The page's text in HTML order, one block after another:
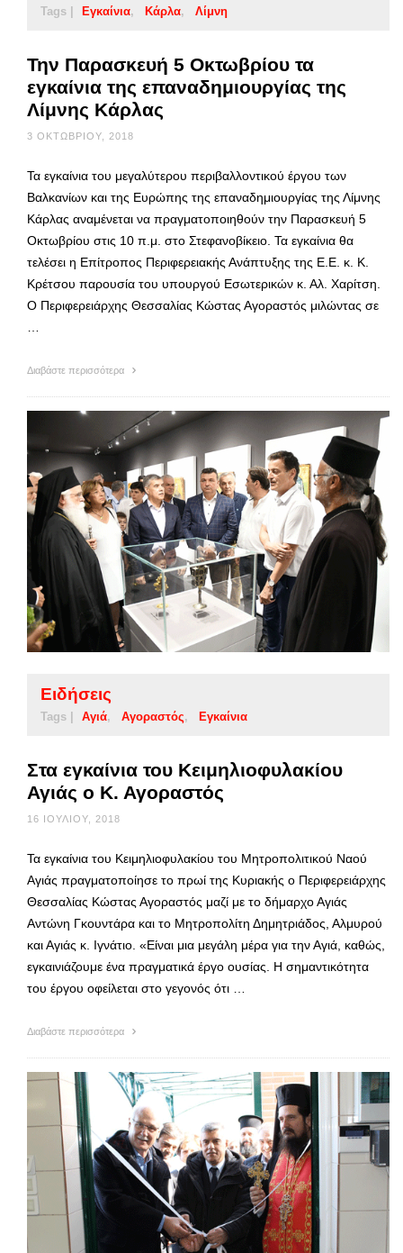
Tags | Εγκαίνια Κάρλα Λίμνη
Την Παρασκευή 5 Οκτωβρίου τα
εγκαίνια της επαναδημιουργίας της
Λίμνης Κάρλας
3 ΟΚΤΩΒΡΊΟΥ, 2018
Τα εγκαίνια του μεγαλύτερου περιβαλλοντικού έργου των
Βαλκανίων και της Ευρώπης της επαναδημιουργίας της Λίμνης
Κάρλας αναμένεται να πραγματοποιηθούν την Παρασκευή 5
Οκτωβρίου στις 10 π.μ. στο Στεφανοβίκειο. Τα εγκαίνια θα
τελέσει η Επίτροπος Περιφερειακής Ανάπτυξης της Ε.Ε. κ. Κ.
Κρέτσου παρουσία του υπουργού Εσωτερικών κ. Αλ. Χαρίτση.
Ο Περιφερειάρχης Θεσσαλίας Κώστας Αγοραστός μιλώντας σε
Διαβάστε περισσότερα
Ειδήσεις
Tags | Αγιά Αγοραστός Εγκαίνια
Στα εγκαίνια του Κειμηλιοφυλακίου
Αγιάς ο Κ. Αγοραστός
16 ΙΟΥΛΊΟΥ, 2018
Τα εγκαίνια του Κειμηλιοφυλακίου του Μητροπολιτικού Ναού
Αγιάς πραγματοποίησε το πρωί της Κυριακής ο Περιφερειάρχης
Θεσσαλίας Κώστας Αγοραστός μαζί με το δήμαρχο Αγιάς
Αντώνη Γκουντάρα και το Μητροπολίτη Δημητριάδος, Αλμυρού
και Αγιάς κ. Ιγνάτιο. «Είναι μια μεγάλη μέρα για την Αγιά, καθώς,
εγκαινιάζουμε ένα πραγματικά έργο ουσίας. Η σημαντικότητα
του έργου οφείλεται στο γεγονός ότι …
Διαβάστε περισσότερα